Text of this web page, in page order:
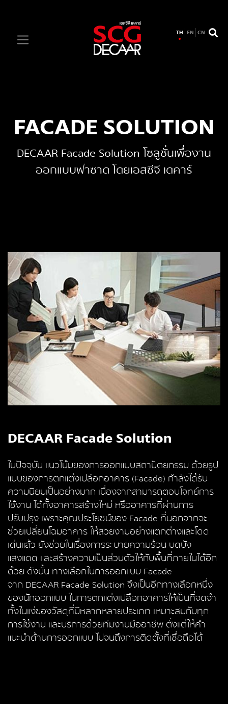
TH EN CN
FACADE SOLUTION
DECAAR Facade Solution โซลูชั่นเพื่องาน
ออกแบบฟาซาด โดยเอสซีจี เดคาร์
DECAAR Facade Solution
ในปัจจุบัน แนวโน้มของการออกแบบสถาปัตยกรรม ด้วยรูป
แบบของการตกแต่งเปลือกอาคาร (Facade) กำลังได้รับ
ความนิยมเป็นอย่างมาก เนื่องจากสามารถตอบโจทย์การ
ใช้งาน ได้ทั้งอาคารสร้างใหม่ หรืออาคารที่ผ่านการ
ปรับปรุง เพราะคุณประโยชน์ของ Facade ที่นอกจากจะ
ช่วยเปลี่ยนโฉมอาคาร ให้สวยงามอย่างแตกต่างและโดด
เด่นแล้ว ยังช่วยในเรื่องการระบายความร้อน บดบัง
แสงแดด และสร้างความเป็นส่วนตัวให้กับพื้นที่ภายในได้อีก
ด้วย ดังนั้น ทางเลือกในการออกแบบ Facade
จาก DECAAR Facade Solution จึงเป็นอีกทางเลือกหนึ่ง
ของนักออกแบบ ในการตกแต่งเปลือกอาคารให้เป็นที่จดจำ
ทั้งในแง่ของวัสดุที่มีหลากหลายประเภท เหมาะสมกับทุก
การใช้งาน และบริการด้วยทีมงานมืออาชีพ ตั้งแต่ให้คำ
แนะนำด้านการออกแบบ ไปจนถึงการติดตั้งที่เชื่อถือได้